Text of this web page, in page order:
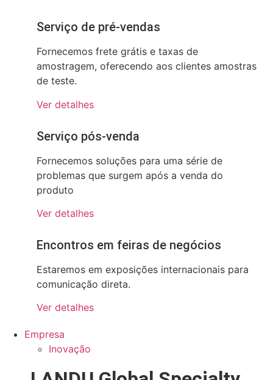
Serviço de pré-vendas
Fornecemos frete grátis e taxas de
amostragem, oferecendo aos clientes amostras
de teste.
Ver detalhes
Serviço pós-venda
Fornecemos soluções para uma série de
problemas que surgem após a venda do
produto
Ver detalhes
Encontros em feiras de negócios
Estaremos em exposições internacionais para
comunicação direta.
Ver detalhes
Empresa
Inovação